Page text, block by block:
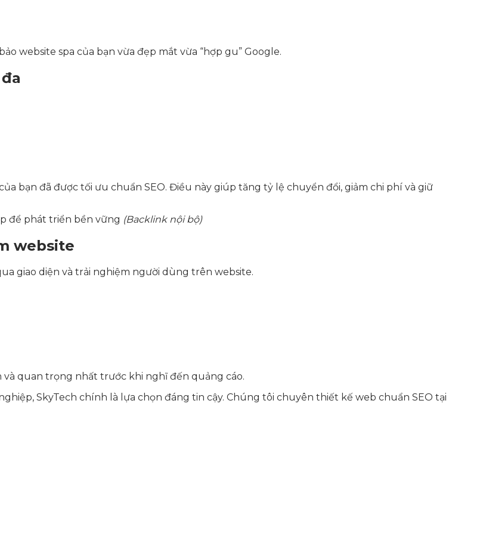
website spa của bạn vừa đẹp mắt vừa “hợp gu” Google.
bạn đã được tối ưu chuẩn SEO. Điều này giúp tăng tỷ lệ chuyển đổi, giảm chi phí và giữ
để phát triển bền vững (Backlink nội bộ)
website
giao diện và trải nghiệm người dùng trên website.
và quan trọng nhất trước khi nghĩ đến quảng cáo.
SkyTech chính là lựa chọn đáng tin cậy. Chúng tôi chuyên thiết kế web chuẩn SEO tại